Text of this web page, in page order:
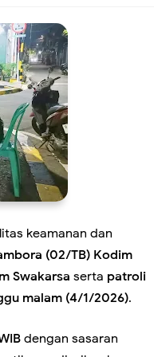
Bahan Pokok Aman
Warga Kelola Sampah
Original yang
keamanan dan
(02/TB) Kodim
Swakarsa serta patroli
malam (4/1/2026).
dengan sasaran